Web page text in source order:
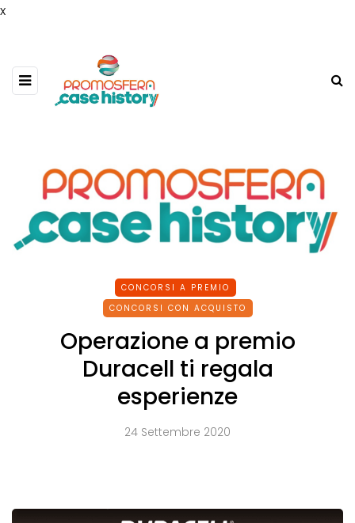
x
CONCORSI A PREMIO
CONCORSI CON ACQUISTO
Operazione a premio
Duracell ti regala
esperienze
24 Settembre 2020